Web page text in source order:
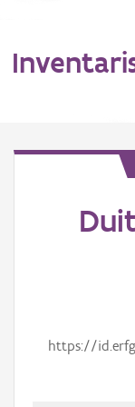
Themahttps://